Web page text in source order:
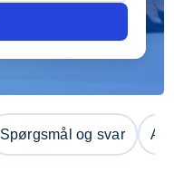
Spørgsmål og svar